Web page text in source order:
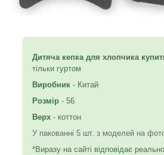
Дитяча кепка для хлопчика
тільки гуртом
Виробник - Китай
Розмір - 56
Верх - коттон
У пакованні 5 шт. з моделей на
*Виразу на сайті відповідає